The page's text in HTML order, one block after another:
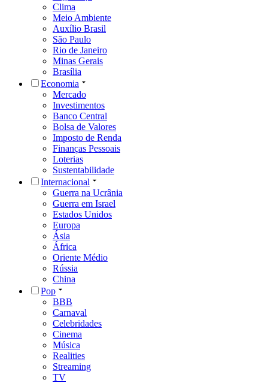
Clima
Meio Ambiente
Auxílio Brasil
São Paulo
Rio de Janeiro
Minas Gerais
Brasília
Economia
Mercado
Investimentos
Banco Central
Bolsa de Valores
Imposto de Renda
Finanças Pessoais
Loterias
Sustentabilidade
Internacional
Guerra na Ucrânia
Guerra em Israel
Estados Unidos
Europa
Ásia
África
Oriente Médio
Rússia
China
Pop
BBB
Carnaval
Celebridades
Cinema
Música
Realities
Streaming
TV